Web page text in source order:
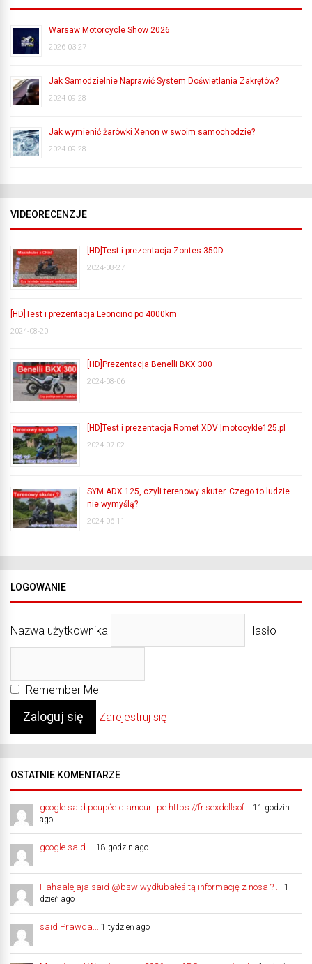
Warsaw Motorcycle Show 2026
2026-03-27
Jak Samodzielnie Naprawić System Doświetlania Zakrętów?
2024-09-28
Jak wymienić żarówki Xenon w swoim samochodzie?
2024-09-28
VIDEORECENZJE
[HD]Test i prezentacja Zontes 350D
2024-08-27
[HD]Test i prezentacja Leoncino po 4000km
2024-08-20
[HD]Prezentacja Benelli BKX 300
2024-08-06
[HD]Test i prezentacja Romet XDV |motocykle125.pl
2024-07-02
SYM ADX 125, czyli terenowy skuter. Czego to ludzie
nie wymyślą?
2024-06-11
LOGOWANIE
Nazwa użytkownika Hasło
Remember Me
Zarejestruj się
OSTATNIE KOMENTARZE
google said poupée d'amour tpe https://fr.sexdollsof...
11 godzin
ago
google said ... 18 godzin ago
Hahaalejaja said @bsw wydłubałeś tą informację z nosa ? ...
1
dzień ago
said Prawda... 1 tydzień ago